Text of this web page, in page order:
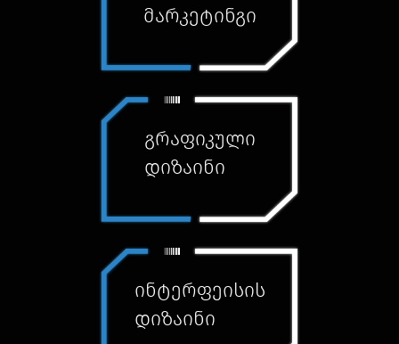
მარკეტინგი
გრაფიკული
დიზაინი
ინტერფეისის
დიზაინი